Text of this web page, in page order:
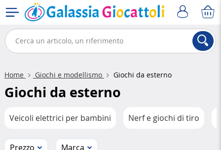
Home Giochi e modellismo Giochi da esterno
Giochi da esterno
Veicoli elettrici per bambini Nerf e giochi di tiro
Prezzo Marca